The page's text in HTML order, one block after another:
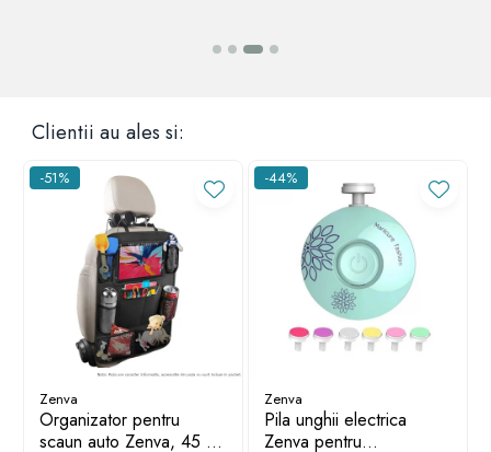
Clientii au ales si:
-51%
Zenva
Organizator pentru
scaun auto Zenva, 45 x
-44%
Zenva
Pila unghii electrica
Zenva pentru